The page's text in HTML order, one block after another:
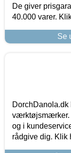
De giver
40.000 varer.
Se
DorchDanola.dk
værktøjsmærker.
og i
rådgive dig. Klik